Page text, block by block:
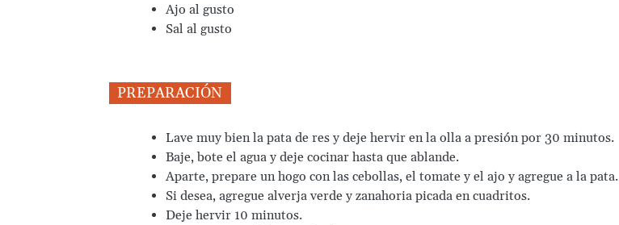
Ajo al gusto
Sal al gusto
PREPARACIÓN
Lave muy bien la pata de res y deje hervir en la olla a presión por 30 minutos.
Baje, bote el agua y deje cocinar hasta que ablande.
Aparte, prepare un hogo con las cebollas, el tomate y el ajo y agregue a la pata.
Si desea, agregue alverja verde y zanahoria picada en cuadritos.
Deje hervir 10 minutos.